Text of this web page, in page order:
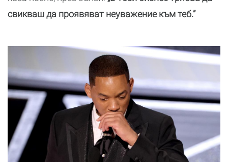
свикваш да проявяват неуважение към теб.”